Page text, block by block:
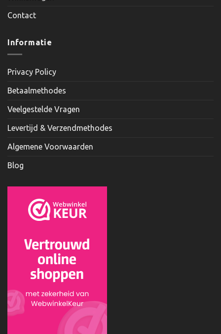
Contact
Informatie
Privacy Policy
Betaalmethodes
Veelgestelde Vragen
Levertijd & Verzendmethodes
Algemene Voorwaarden
Blog